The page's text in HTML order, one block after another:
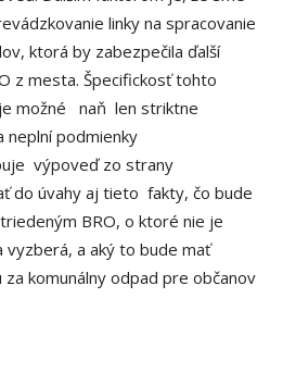
linky na spracovanie
ktorá by zabezpečila ďalší
z mesta. Špecifickosť tohto
možné naň len striktne
neplní podmienky
výpoveď zo strany
do úvahy aj tieto fakty, čo bude
BRO, o ktoré nie je
vyzberá, a aký to bude mať
komunálny odpad pre občanov